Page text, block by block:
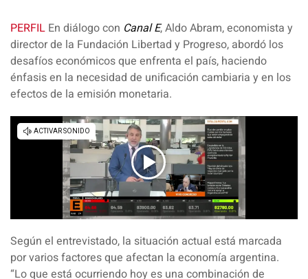
PERFIL En diálogo con Canal E,Aldo Abram, economista y
director de la Fundación Libertad y Progreso, abordó los
desafíos económicos que enfrenta el país, haciendo
énfasis en la necesidad de unificación cambiaria y en los
efectos de la emisión monetaria.
Según el entrevistado, la situación actual está marcada
por varios factores que afectan la economía argentina.
“Lo que está ocurriendo hoy es una combinación de